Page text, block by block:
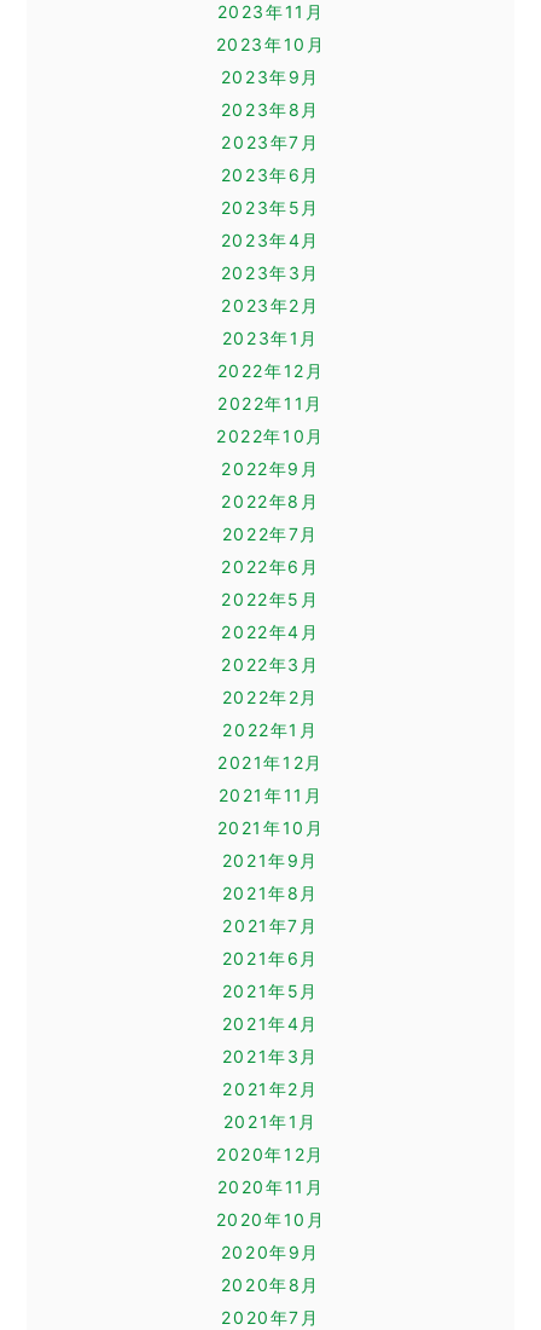
2023年11月
2023年10月
2023年9月
2023年8月
2023年7月
2023年6月
2023年5月
2023年4月
2023年3月
2023年2月
2023年1月
2022年12月
2022年11月
2022年10月
2022年9月
2022年8月
2022年7月
2022年6月
2022年5月
2022年4月
2022年3月
2022年2月
2022年1月
2021年12月
2021年11月
2021年10月
2021年9月
2021年8月
2021年7月
2021年6月
2021年5月
2021年4月
2021年3月
2021年2月
2021年1月
2020年12月
2020年11月
2020年10月
2020年9月
2020年8月
2020年7月